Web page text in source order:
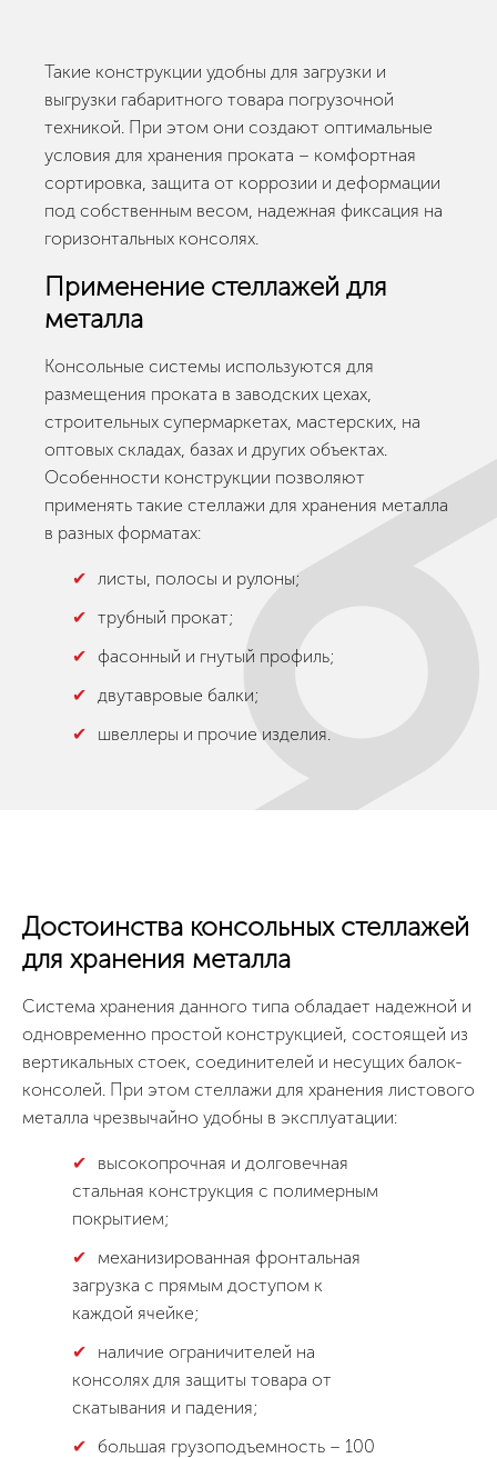
Такие конструкции удобны для загрузки и
выгрузки габаритного товара погрузочной
техникой. При этом они создают оптимальные
условия для хранения проката – комфортная
сортировка, защита от коррозии и деформации
под собственным весом, надежная фиксация на
горизонтальных консолях.
Применение стеллажей для
металла
Консольные системы используются для
размещения проката в заводских цехах,
строительных супермаркетах, мастерских, на
оптовых складах, базах и других объектах.
Особенности конструкции позволяют
применять такие стеллажи для хранения металла
в разных форматах:
листы, полосы и рулоны;
трубный прокат;
фасонный и гнутый профиль;
двутавровые балки;
швеллеры и прочие изделия.
Достоинства консольных стеллажей
для хранения металла
Система хранения данного типа обладает надежной и
одновременно простой конструкцией, состоящей из
вертикальных стоек, соединителей и несущих балок-
консолей. При этом стеллажи для хранения листового
металла чрезвычайно удобны в эксплуатации:
высокопрочная и долговечная
стальная конструкция с полимерным
покрытием;
механизированная фронтальная
загрузка с прямым доступом к
каждой ячейке;
наличие ограничителей на
консолях для защиты товара от
скатывания и падения;
большая грузоподъемность – 100